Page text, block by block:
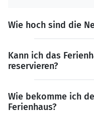
Wie hoch sind die
Kann ich das
reservieren?
Wie bekomme ich
Ferienhaus?